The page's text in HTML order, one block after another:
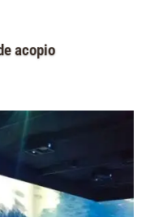
acopio